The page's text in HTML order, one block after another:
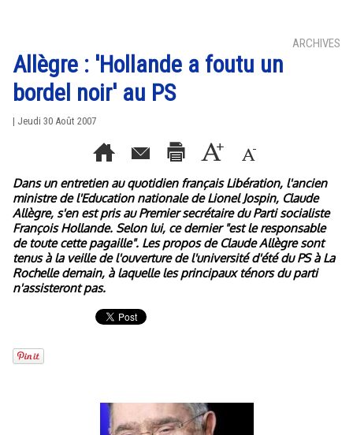
ARCHIVES
Allègre : 'Hollande a foutu un
bordel noir' au PS
| Jeudi 30 Août 2007
Dans un entretien au quotidien français Libération, l'ancien
ministre de l'Education nationale de Lionel Jospin, Claude
Allègre, s'en est pris au Premier secrétaire du Parti socialiste
François Hollande. Selon lui, ce dernier "est le responsable
de toute cette pagaille". Les propos de Claude Allègre sont
tenus à la veille de l'ouverture de l'université d'été du PS à La
Rochelle demain, à laquelle les principaux ténors du parti
n'assisteront pas.